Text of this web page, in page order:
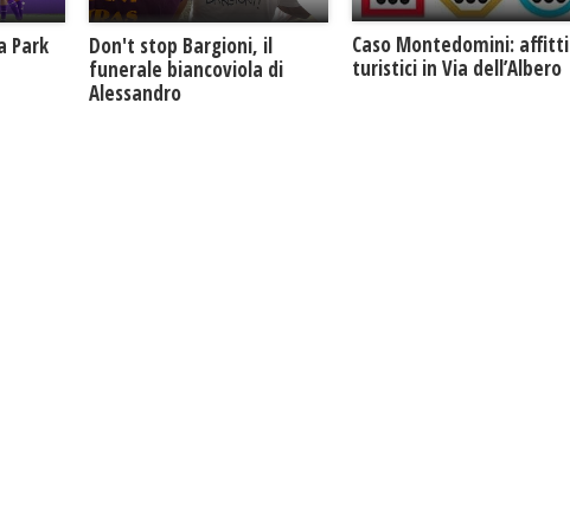
Park
Don't stop Bargioni, il
funerale biancoviola di
Alessandro
Caso Montedomini: affitti
turistici in Via dell’Albero